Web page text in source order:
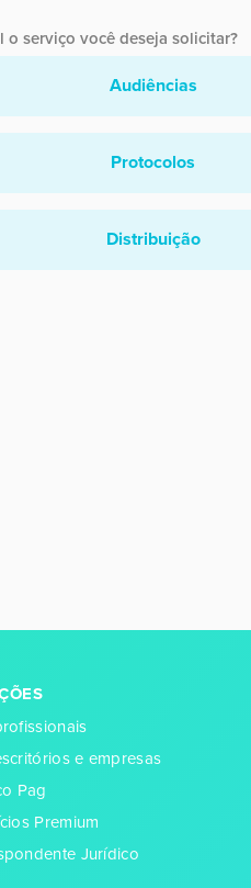
o serviço você deseja solicitar?
Audiências
Protocolos
Distribuição
e empresas
Pag
Premium
Jurídico